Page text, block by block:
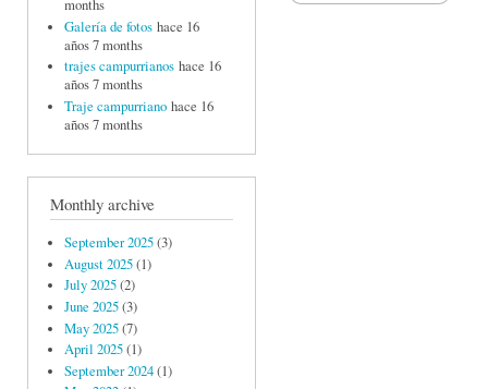
months
Galería de fotos hace 16
años 7 months
trajes campurrianos hace 16
años 7 months
Traje campurriano hace 16
años 7 months
Monthly archive
September 2025(3)
August 2025(1)
July 2025(2)
June 2025(3)
May 2025(7)
April 2025(1)
September 2024(1)